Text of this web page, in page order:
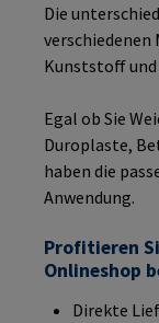
Die
Kunststoff
Egal ob Sie
Duroplaste,
haben die
Anwendung.
Profitieren
Onlineshop
Direkte